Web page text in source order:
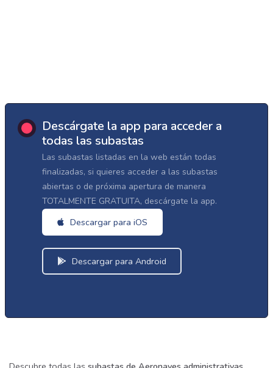
Descárgate la app para acceder a
todas las subastas
Las subastas listadas en la web están todas
finalizadas, si quieres acceder a las subastas
abiertas o de próxima apertura de manera
TOTALMENTE GRATUITA, descárgate la app.
Descargar para iOS
Descargar para Android